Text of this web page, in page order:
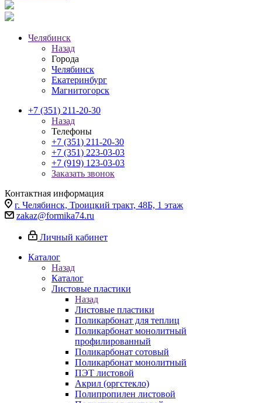
Челябинск
Назад
Города
Челябинск
Екатеринбург
Магнитогорск
+7 (351) 211-20-30
Назад
Телефоны
+7 (351) 211-20-30
+7 (351) 223-03-03
+7 (919) 123-03-03
Заказать звонок
Контактная информация
г. Челябинск, Троицкий тракт, 48Б, 1 этаж
zakaz@formika74.ru
Личный кабинет
Каталог
Назад
Каталог
Листовые пластики
Назад
Листовые пластики
Поликарбонат для теплиц
Поликарбонат монолитный
профилированный
Поликарбонат сотовый
Поликарбонат монолитный
ПЭТ листовой
Акрил (оргстекло)
Полипропилен листовой